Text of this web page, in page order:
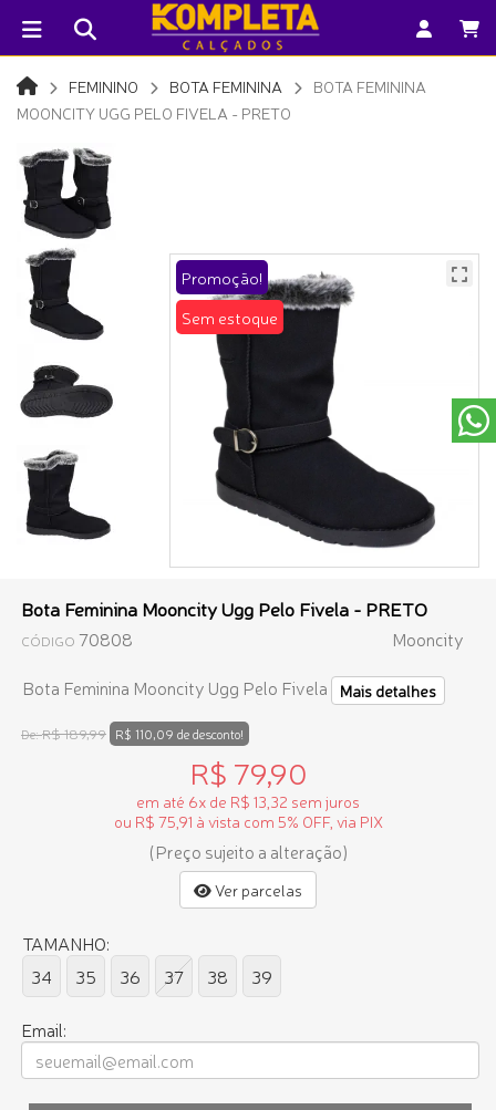
FEMININO BOTA FEMININA
BOTA FEMININA
MOONCITY UGG PELO FIVELA - PRETO
Promoção!
Sem estoque
Bota Feminina Mooncity Ugg Pelo Fivela - PRETO
CÓDIGO 70808
Mooncity
Bota Feminina Mooncity Ugg Pelo Fivela
Mais detalhes
De:R$ 189,99 R$ 110,09 de desconto!
R$ 79,90
em até 6x de R$ 13,32 sem juros
ou R$ 75,91 à vista com 5% OFF, via PIX
(Preço sujeito a alteração)
Ver parcelas
TAMANHO:
34
35 36 37 38 39
Email: